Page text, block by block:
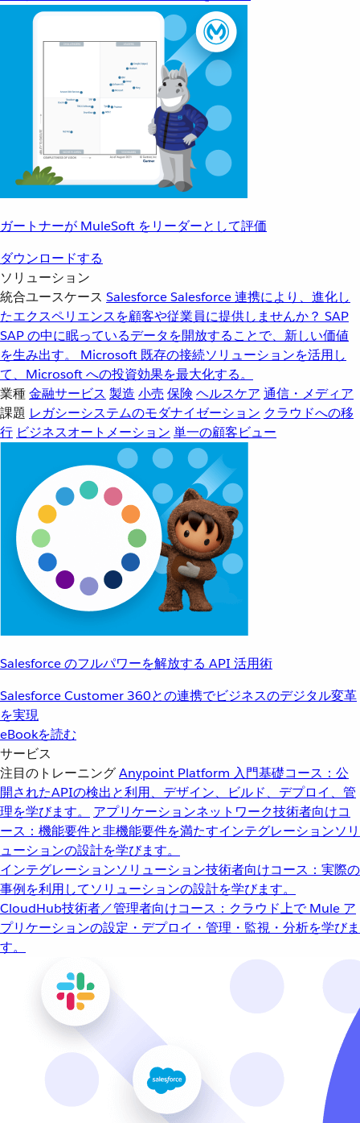
ガートナーが MuleSoft をリーダーとして評価
ダウンロードする
ソリューション
統合ユースケース SalesforceSalesforce 連携により、進化し
たエクスペリエンスを顧客や従業員に提供しませんか？ SAP
SAP の中に眠っているデータを開放することで、新しい価値
を生み出す。
Microsoft 既存の接続ソリューションを活用し
て、Microsoft への投資効果を最大化する。
業種金融サービス 製造 小売 保険 ヘルスケア 通信・メディア
課題 レガシーシステムのモダナイゼーション クラウドへの移
行 ビジネスオートメーション 単一の顧客ビュー
Salesforce のフルパワーを解放する API 活用術
Salesforce Customer 360との連携でビジネスのデジタル変革
を実現
eBookを読む
サービス
注目のトレーニングAnypoint Platform 入門基礎コース：公
開されたAPIの検出と利用、デザイン、ビルド、デプロイ、管
理を学びます。
アプリケーションネットワーク技術者向けコ
ース：機能要件と非機能要件を満たすインテグレーションソリ
ューションの設計を学びます。
インテグレーションソリューション技術者向けコース：実際の
事例を利用してソリューションの設計を学びます。
CloudHub技術者／管理者向けコース：クラウド上で Mule ア
プリケーションの設定・デプロイ・管理・監視・分析を学びま
す。